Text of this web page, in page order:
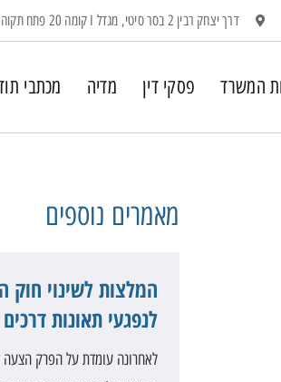
דרך יצחק רבין 2 בסר סיטי, מגדל I קומה 20 פתח תקוה
המשרד פסקי דין מדיה מכתבי
מאמרים נוספים
המלצות לשינוי חוק
לנפגעי תאונות דרכים
לאחרונה עומדת על הפרק הצעה